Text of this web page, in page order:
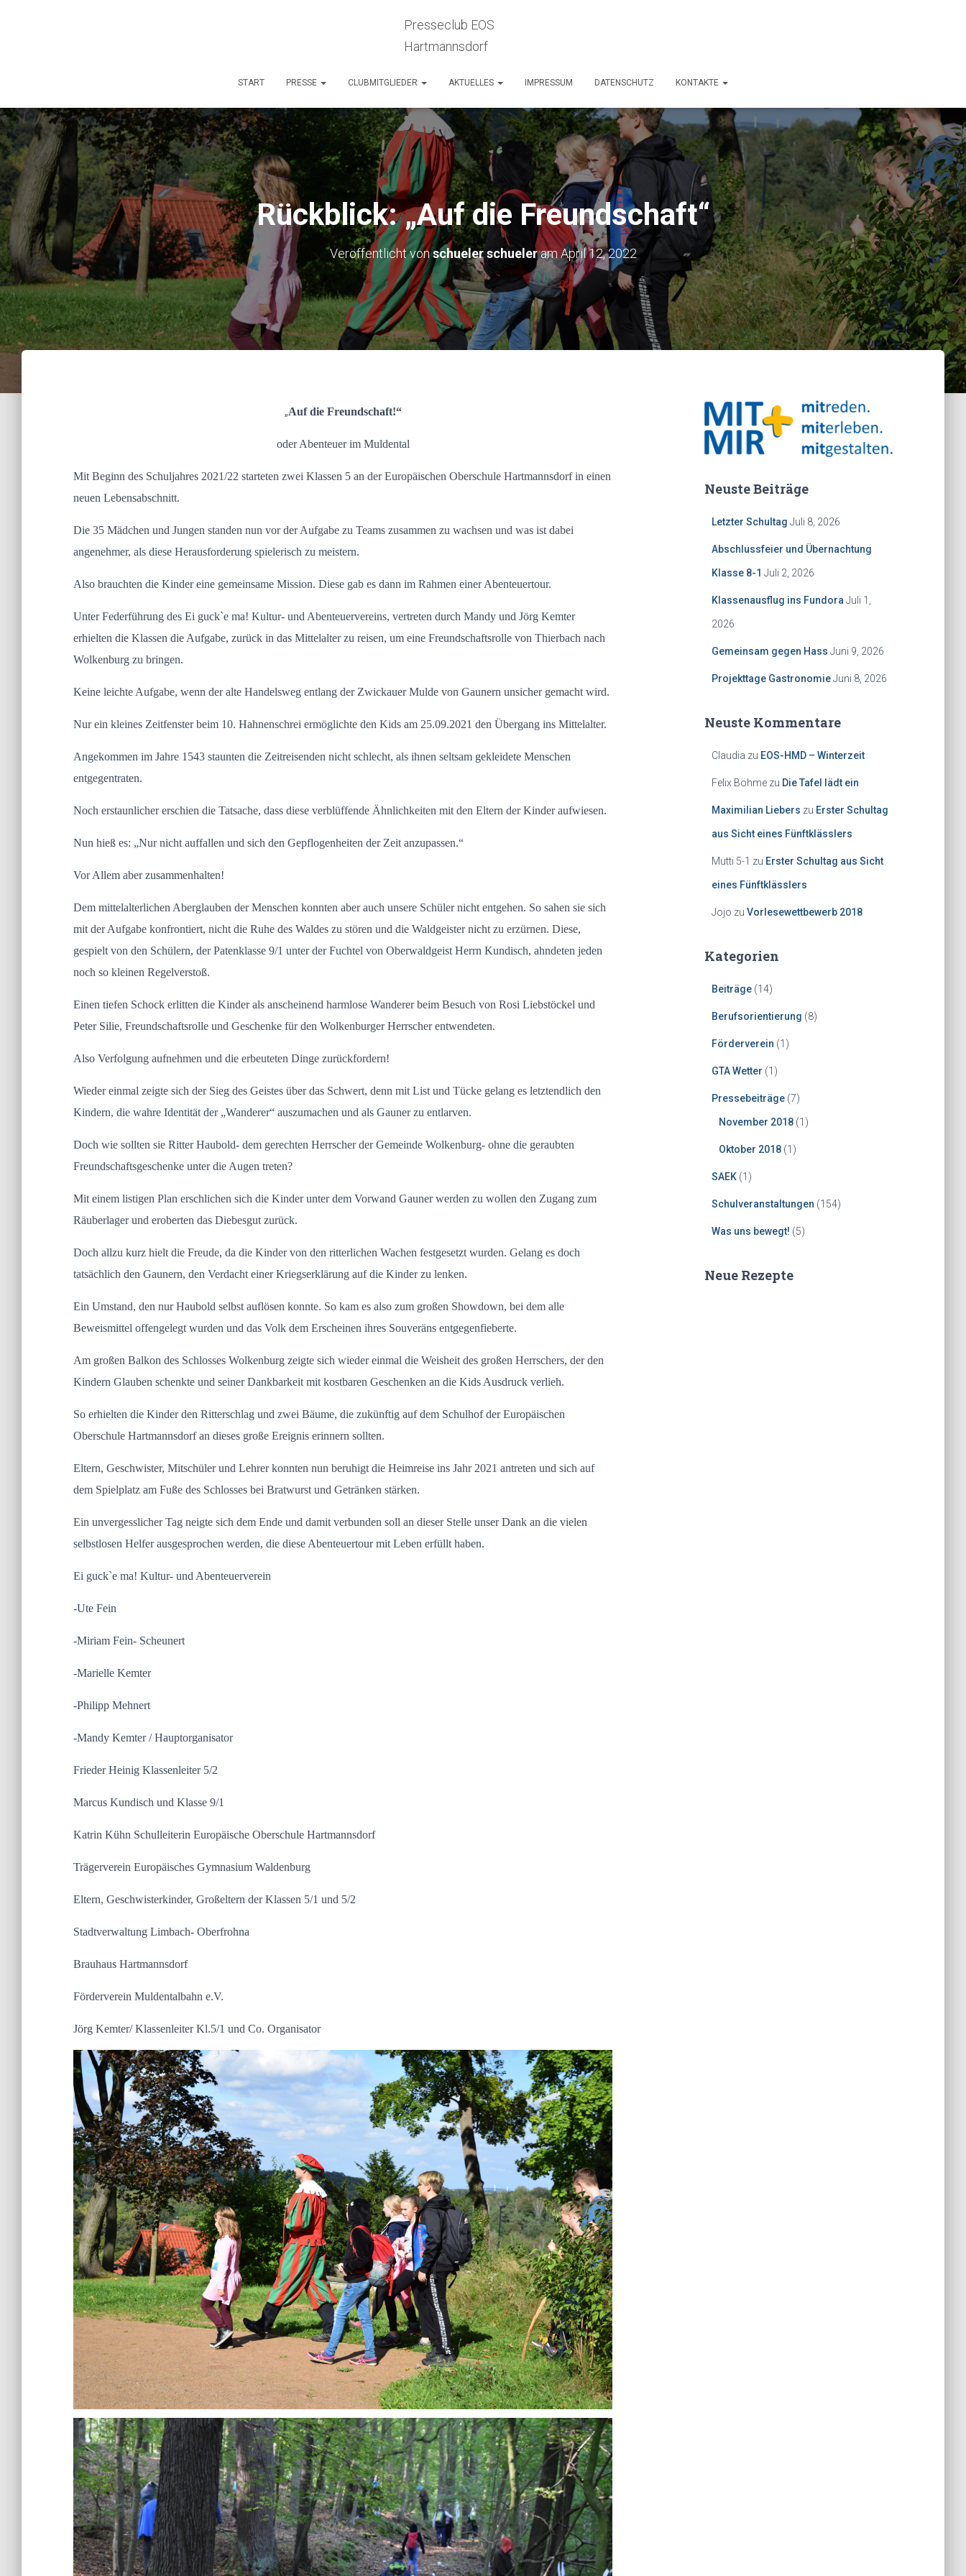
Presseclub EOS
Hartmannsdorf
START PRESSE CLUBMITGLIEDER AKTUELLES IMPRESSUM DATENSCHUTZ KONTAKTE
Rückblick: „Auf die Freundschaft“
Veröffentlicht vonschueler schueleramApril 12, 2022
„Auf die Freundschaft!“
oder Abenteuer im Muldental
Mit Beginn des Schuljahres 2021/22 starteten zwei Klassen 5 an der Europäischen Oberschule Hartmannsdorf in einen
neuen Lebensabschnitt.
Die 35 Mädchen und Jungen standen nun vor der Aufgabe zu Teams zusammen zu wachsen und was ist dabei
angenehmer, als diese Herausforderung spielerisch zu meistern.
Also brauchten die Kinder eine gemeinsame Mission. Diese gab es dann im Rahmen einer Abenteuertour.
Unter Federführung des Ei guck`e ma! Kultur- und Abenteuervereins, vertreten durch Mandy und Jörg Kemter
erhielten die Klassen die Aufgabe, zurück in das Mittelalter zu reisen, um eine Freundschaftsrolle von Thierbach nach
Wolkenburg zu bringen.
Keine leichte Aufgabe, wenn der alte Handelsweg entlang der Zwickauer Mulde von Gaunern unsicher gemacht wird.
Nur ein kleines Zeitfenster beim 10. Hahnenschrei ermöglichte den Kids am 25.09.2021 den Übergang ins Mittelalter.
Angekommen im Jahre 1543 staunten die Zeitreisenden nicht schlecht, als ihnen seltsam gekleidete Menschen
entgegentraten.
Noch erstaunlicher erschien die Tatsache, dass diese verblüffende Ähnlichkeiten mit den Eltern der Kinder aufwiesen.
Nun hieß es: „Nur nicht auffallen und sich den Gepflogenheiten der Zeit anzupassen.“
Vor Allem aber zusammenhalten!
Dem mittelalterlichen Aberglauben der Menschen konnten aber auch unsere Schüler nicht entgehen. So sahen sie sich
mit der Aufgabe konfrontiert, nicht die Ruhe des Waldes zu stören und die Waldgeister nicht zu erzürnen. Diese,
gespielt von den Schülern, der Patenklasse 9/1 unter der Fuchtel von Oberwaldgeist Herrn Kundisch, ahndeten jeden
noch so kleinen Regelverstoß.
Einen tiefen Schock erlitten die Kinder als anscheinend harmlose Wanderer beim Besuch von Rosi Liebstöckel und
Peter Silie, Freundschaftsrolle und Geschenke für den Wolkenburger Herrscher entwendeten.
Also Verfolgung aufnehmen und die erbeuteten Dinge zurückfordern!
Wieder einmal zeigte sich der Sieg des Geistes über das Schwert, denn mit List und Tücke gelang es letztendlich den
Kindern, die wahre Identität der „Wanderer“ auszumachen und als Gauner zu entlarven.
Doch wie sollten sie Ritter Haubold- dem gerechten Herrscher der Gemeinde Wolkenburg- ohne die geraubten
Freundschaftsgeschenke unter die Augen treten?
Mit einem listigen Plan erschlichen sich die Kinder unter dem Vorwand Gauner werden zu wollen den Zugang zum
Räuberlager und eroberten das Diebesgut zurück.
Doch allzu kurz hielt die Freude, da die Kinder von den ritterlichen Wachen festgesetzt wurden. Gelang es doch
tatsächlich den Gaunern, den Verdacht einer Kriegserklärung auf die Kinder zu lenken.
Ein Umstand, den nur Haubold selbst auflösen konnte. So kam es also zum großen Showdown, bei dem alle
Beweismittel offengelegt wurden und das Volk dem Erscheinen ihres Souveräns entgegenfieberte.
Am großen Balkon des Schlosses Wolkenburg zeigte sich wieder einmal die Weisheit des großen Herrschers, der den
Kindern Glauben schenkte und seiner Dankbarkeit mit kostbaren Geschenken an die Kids Ausdruck verlieh.
So erhielten die Kinder den Ritterschlag und zwei Bäume, die zukünftig auf dem Schulhof der Europäischen
Oberschule Hartmannsdorf an dieses große Ereignis erinnern sollten.
Eltern, Geschwister, Mitschüler und Lehrer konnten nun beruhigt die Heimreise ins Jahr 2021 antreten und sich auf
dem Spielplatz am Fuße des Schlosses bei Bratwurst und Getränken stärken.
Ein unvergesslicher Tag neigte sich dem Ende und damit verbunden soll an dieser Stelle unser Dank an die vielen
selbstlosen Helfer ausgesprochen werden, die diese Abenteuertour mit Leben erfüllt haben.
Ei guck`e ma! Kultur- und Abenteuerverein
-Ute Fein
-Miriam Fein- Scheunert
-Marielle Kemter
-Philipp Mehnert
-Mandy Kemter / Hauptorganisator
Frieder Heinig Klassenleiter 5/2
Marcus Kundisch und Klasse 9/1
Katrin Kühn Schulleiterin Europäische Oberschule Hartmannsdorf
Trägerverein Europäisches Gymnasium Waldenburg
Eltern, Geschwisterkinder, Großeltern der Klassen 5/1 und 5/2
Stadtverwaltung Limbach- Oberfrohna
Brauhaus Hartmannsdorf
Förderverein Muldentalbahn e.V.
Jörg Kemter/ Klassenleiter Kl.5/1 und Co. Organisator
Neuste Beiträge
Letzter Schultag Juli 8, 2026
Abschlussfeier und Übernachtung
Klasse 8-1 Juli 2, 2026
Klassenausflug ins Fundora Juli 1,
2026
Gemeinsam gegen Hass Juni 9, 2026
Projekttage Gastronomie Juni 8, 2026
Neuste Kommentare
Claudia zu EOS-HMD – Winterzeit
Felix Böhmezu Die Tafel lädt ein
Maximilian Liebers zu Erster Schultag
aus Sicht eines Fünftklässlers
Mutti 5-1 zu Erster Schultag aus Sicht
eines Fünftklässlers
Jojo zu Vorlesewettbewerb 2018
Kategorien
Beiträge(14)
Berufsorientierung (8)
Förderverein (1)
GTA Wetter (1)
Pressebeiträge(7)
November 2018(1)
Oktober 2018(1)
SAEK(1)
Schulveranstaltungen (154)
Was uns bewegt! (5)
Neue Rezepte